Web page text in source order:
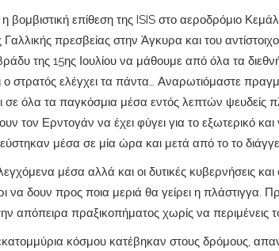
βομβιστική επίθεση της ISIS στο αεροδρόμιο
Γαλλικής πρεσβείας στην Άγκυρα και του
της 15ης Ιουλίου να μάθουμε από όλα τα
ο στρατός ελέγχει τα πάντα… Αναρωτιόμαστε
σε όλα τα παγκόσμια μέσα εντός λεπτών ψευδείς
τον Ερντογάν να έχει φύγει για το εξωτερικό
μέσα σε μία ώρα και μετά από το το
μέσα αλλά και οι δυτικές κυβερνήσεις
να δουν προς ποια μεριά θα γείρει η πλάστιγγα.
απόπειρα πραξικοπήματος χωρίς να περιμένεις
κόσμου κατέβηκαν στους δρόμους,